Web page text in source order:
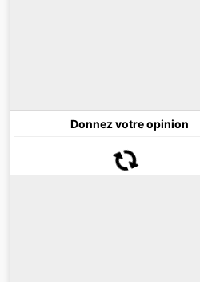
Donnez votre opinion